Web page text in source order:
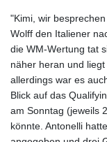
"Kimi, wir
Wolff den Italiener
die WM-Wertung tat
näher heran und
allerdings war es
Blick auf das
am Sonntag (jeweils
könnte. Antonelli